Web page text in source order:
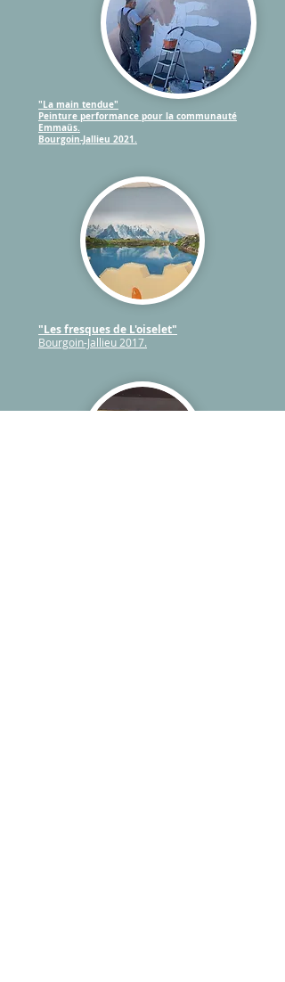
"La main tendue"
Peinture performance pour la communauté
Emmaüs.
Bourgoin-Jallieu 2021.
"Les fresques de L'oiselet"
Bourgoin-Jallieu 2017.